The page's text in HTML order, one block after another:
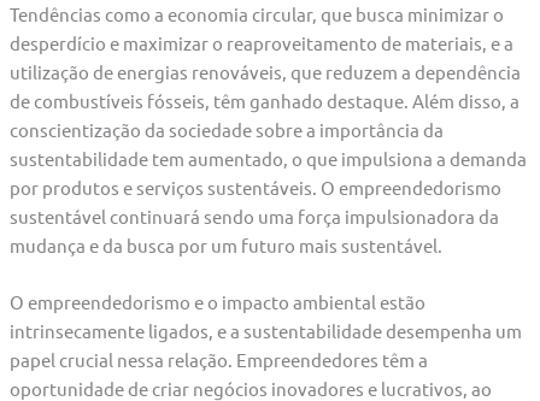
Tendências como a economia circular, que busca minimizar o
desperdício e maximizar o reaproveitamento de materiais, e a
utilização de energias renováveis, que reduzem a dependência
de combustíveis fósseis, têm ganhado destaque. Além disso, a
conscientização da sociedade sobre a importância da
sustentabilidade tem aumentado, o que impulsiona a demanda
por produtos e serviços sustentáveis. O empreendedorismo
sustentável continuará sendo uma força impulsionadora da
mudança e da busca por um futuro mais sustentável.
O empreendedorismo e o impacto ambiental estão
intrinsecamente ligados, e a sustentabilidade desempenha um
papel crucial nessa relação. Empreendedores têm a
oportunidade de criar negócios inovadores e lucrativos, ao